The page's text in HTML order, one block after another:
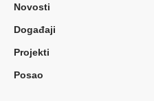
Novosti
Događaji
Projekti
Posao